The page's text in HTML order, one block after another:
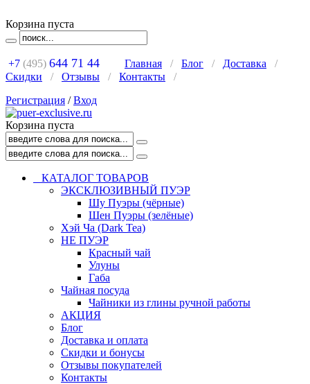
Корзина пуста
+7 (495) 644 71 44 Главная / Блог / Доставка
/
Скидки
/ Отзывы / Контакты
/
Регистрация /Вход
Корзина пуста
КАТАЛОГ ТОВАРОВ
ЭКСКЛЮЗИВНЫЙ ПУЭР
Шу Пуэры (чёрные)
Шен Пуэры (зелёные)
Хэй Ча (Dark Tea)
НЕ ПУЭР
Красный чай
Улуны
Габа
Чайная посуда
Чайники из глины ручной работы
АКЦИЯ
Блог
Доставка и оплата
Скидки и бонусы
Отзывы покупателей
Контакты